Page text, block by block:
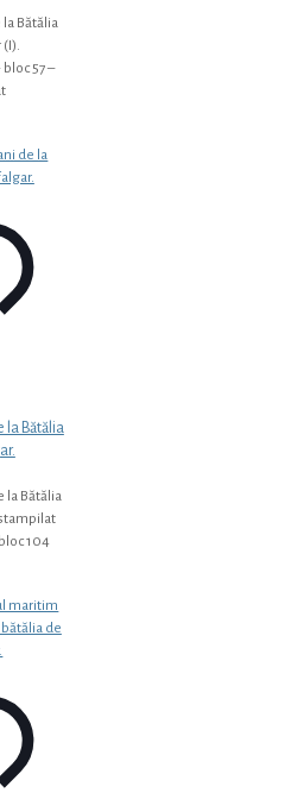
Bătălia
(I).
57 –
la Bătălia
la Bătălia
104